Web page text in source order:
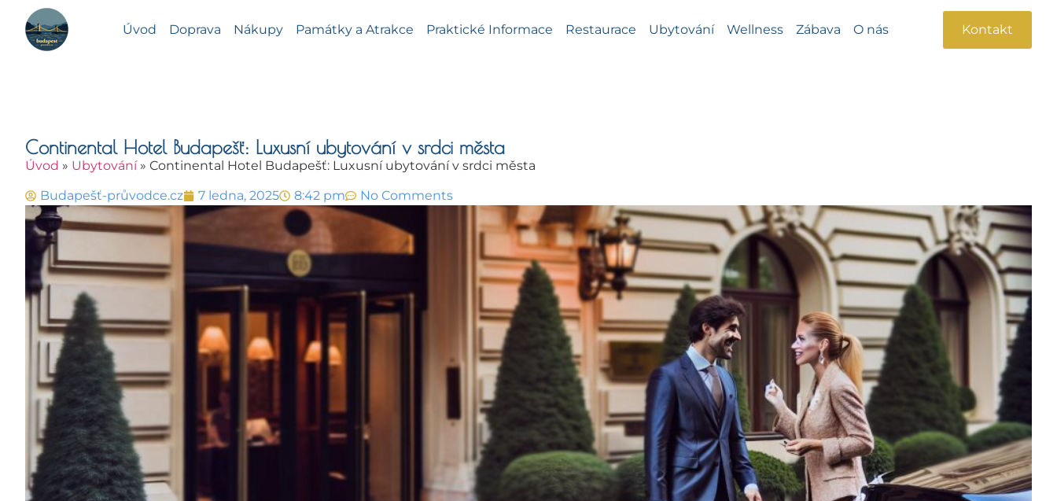
Úvod Doprava Nákupy Památky a Atrakce Praktické Informace Restaurace Ubytování Wellness Zábava O nás Kontakt
Continental Hotel Budapešť: Luxusní ubytování v srdci města
Úvod » Ubytování» Continental Hotel Budapešť: Luxusní ubytování v srdci města
Budapešť-průvodce.cz 7 ledna, 2025 8:42 pm No Comments